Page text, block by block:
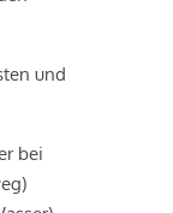
und
bei